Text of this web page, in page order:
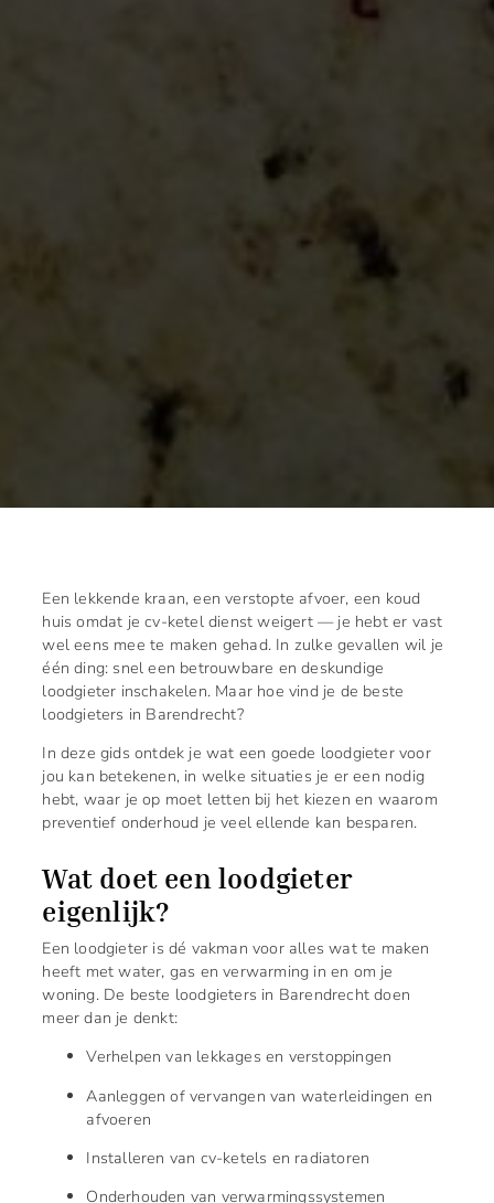
Een lekkende kraan, een verstopte afvoer, een koud
huis omdat je cv-ketel dienst weigert — je hebt er vast
wel eens mee te maken gehad. In zulke gevallen wil je
één ding: snel een betrouwbare en deskundige
loodgieter inschakelen. Maar hoe vind je de beste
loodgieters in Barendrecht?
In deze gids ontdek je wat een goede loodgieter voor
jou kan betekenen, in welke situaties je er een nodig
hebt, waar je op moet letten bij het kiezen en waarom
preventief onderhoud je veel ellende kan besparen.
Wat doet een loodgieter
eigenlijk?
Een loodgieter is dé vakman voor alles wat te maken
heeft met water, gas en verwarming in en om je
woning. De beste loodgieters in Barendrecht doen
meer dan je denkt:
Verhelpen van lekkages en verstoppingen
Aanleggen of vervangen van waterleidingen en
afvoeren
Installeren van cv-ketels en radiatoren
Onderhouden van verwarmingssystemen